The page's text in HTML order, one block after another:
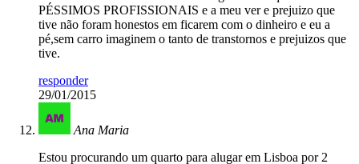
PÉSSIMOS PROFISSIONAIS e a meu ver e prejuizo que
tive não foram honestos em ficarem com o dinheiro e eu a
pé,sem carro imaginem o tanto de transtornos e prejuizos que
tive.
responder
29/01/2015
Ana Maria
Estou procurando um quarto para alugar em Lisboa por 2